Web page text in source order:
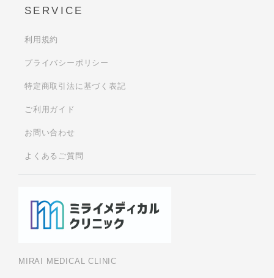
MIRAI MEDICAL CLINIC
SERVICE
利用規約
プライバシーポリシー
特定商取引法に基づく表記
ご利用ガイド
お問い合わせ
よくあるご質問